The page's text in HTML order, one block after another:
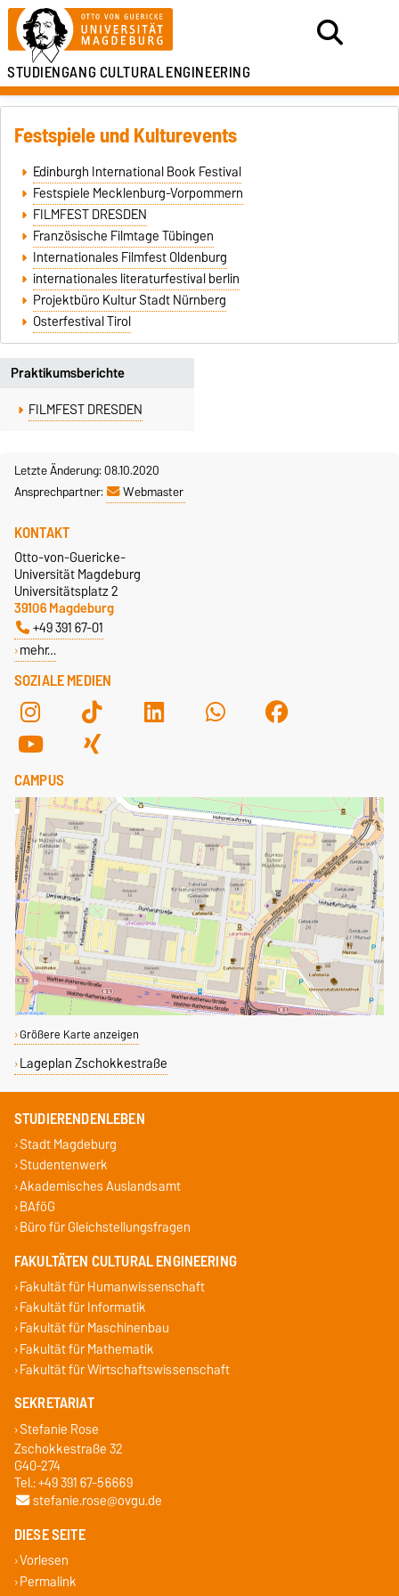
STUDIENGANGCULTURALENGINEERING
Festspiele und Kulturevents
Edinburgh International Book Festival
Festspiele Mecklenburg-Vorpommern
FILMFEST DRESDEN
Französische Filmtage Tübingen
Internationales Filmfest Oldenburg
internationales literaturfestival berlin
Projektbüro Kultur Stadt Nürnberg
Osterfestival Tirol
Praktikumsberichte
FILMFEST DRESDEN
Letzte Änderung: 08.10.2020
Ansprechpartner:
Webmaster
SOZIALE MEDIEN
KONTAKT
Otto-von-Guericke-
Universität Magdeburg
Universitätsplatz 2
39106 Magdeburg
+49 391 67-01
mehr…
CAMPUS
Größere Karte anzeigen
Lageplan Zschokkestraße
STUDIERENDENLEBEN
Stadt Magdeburg
Studentenwerk
Akademisches Auslandsamt
BAföG
Büro für Gleichstellungsfragen
FAKULTÄTEN CULTURAL ENGINEERING
Fakultät für Humanwissenschaft
Fakultät für Informatik
Fakultät für Maschinenbau
Fakultät für Mathematik
Fakultät für Wirtschaftswissenschaft
SEKRETARIAT
Stefanie Rose
Zschokkestraße 32
G40-274
Tel.: +49 391 67-56669
stefanie.rose@ovgu.de
DIESE SEITE
Vorlesen
Permalink